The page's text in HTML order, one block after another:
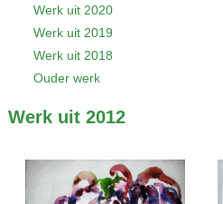
Werk uit 2020
Werk uit 2019
Werk uit 2018
Ouder werk
Werk uit 2012